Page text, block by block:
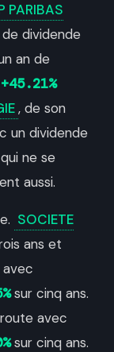
PARIBAS
dividende
an de
+45.21%
, de son
un dividende
ne se
aussi.
SOCIETE
ans et
sur cinq ans.
avec
sur cinq ans.